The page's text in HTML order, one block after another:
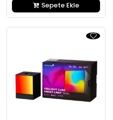
Sepete Ekle